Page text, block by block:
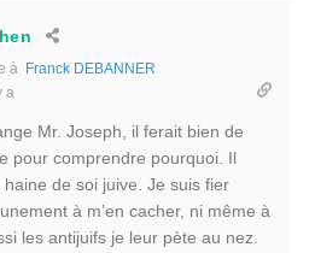
à Franck DEBANNER
a
Mr. Joseph, il ferait bien de
pour comprendre pourquoi. Il
haine de soi juive. Je suis fier
à m’en cacher, ni même à
les antijuifs je leur pète au nez.